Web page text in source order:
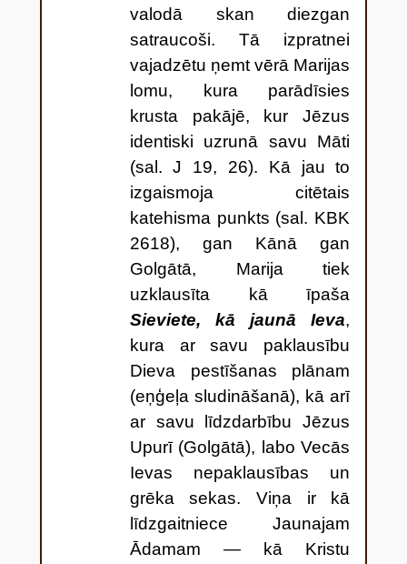
valodā skan diezgan
satraucoši. Tā izpratnei
vajadzētu ņemt vērā Marijas
lomu, kura parādīsies
krusta pakājē, kur Jēzus
identiski uzrunā savu Māti
(sal. J 19, 26). Kā jau to
izgaismoja citētais
katehisma punkts (sal. KBK
2618), gan Kānā gan
Golgātā, Marija tiek
uzklausīta kā īpaša
Sieviete, kā jaunā Ieva,
kura ar savu paklausību
Dieva pestīšanas plānam
(eņģeļa sludināšanā), kā arī
ar savu līdzdarbību Jēzus
Upurī (Golgātā), labo Vecās
Ievas nepaklausības un
grēka sekas. Viņa ir kā
līdzgaitniece Jaunajam
Ādamam — kā Kristu